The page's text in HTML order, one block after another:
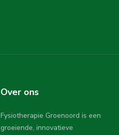
Over ons
Fysiotherapie Groenoord is een
groeiende, innovatieve